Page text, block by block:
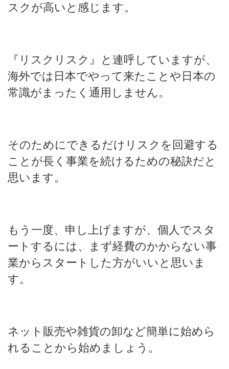
スクが高いと感じます。
『リスクリスク』と連呼していますが、
海外では日本でやって来たことや日本の
常識がまったく通用しません。
そのためにできるだけリスクを回避する
ことが長く事業を続けるための秘訣だと
思います。
もう一度、申し上げますが、個人でスタ
ートするには、まず経費のかからない事
業からスタートした方がいいと思いま
す。
ネット販売や雑貨の卸など簡単に始めら
れることから始めましょう。